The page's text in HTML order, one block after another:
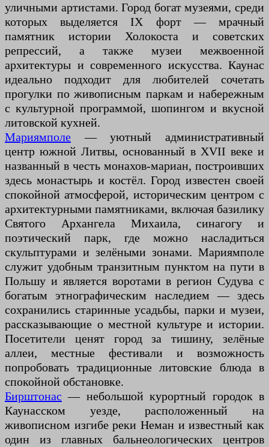
уличными артистами. Город богат музеями, среди
которых выделяется IX форт — мрачный
памятник истории Холокоста и советских
репрессий, а также музеи межвоенной
архитектуры и современного искусства. Каунас
идеально подходит для любителей сочетать
прогулки по живописным паркам и набережным
с культурной программой, шопингом и вкусной
литовской кухней.
Мариямполе — уютный административный
центр южной Литвы, основанный в XVII веке и
названный в честь монахов-мариан, построивших
здесь монастырь и костёл. Город известен своей
спокойной атмосферой, историческим центром с
архитектурными памятниками, включая базилику
Святого Архангела Михаила, синагогу и
поэтический парк, где можно насладиться
скульптурами и зелёными зонами. Мариямполе
служит удобным транзитным пунктом на пути в
Польшу и является воротами в регион Судува с
богатым этнографическим наследием — здесь
сохранились старинные усадьбы, парки и музеи,
рассказывающие о местной культуре и истории.
Посетители ценят город за тишину, зелёные
аллеи, местные фестивали и возможность
попробовать традиционные литовские блюда в
спокойной обстановке.
Бирштонас — небольшой курортный городок в
Каунасском уезде, расположенный на
живописном изгибе реки Неман и известный как
один из главных бальнеологических центров